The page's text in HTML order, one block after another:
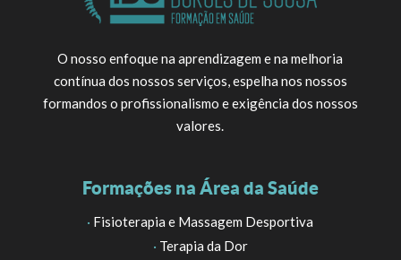
O nosso enfoque na aprendizagem e na melhoria
contínua dos nossos serviços, espelha nos nossos
formandos o profissionalismo e exigência dos nossos
valores.
Formações na Área da Saúde
· Fisioterapia e Massagem Desportiva
· Terapia da Dor